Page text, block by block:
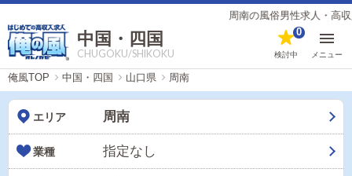
周南の風俗男性求人・高収
中国・四国
CHUGOKU/SHIKOKU 検討中
0
メニュー
俺風TOP 中国・四国 山口県 周南
エリア 周南
業種 指定なし